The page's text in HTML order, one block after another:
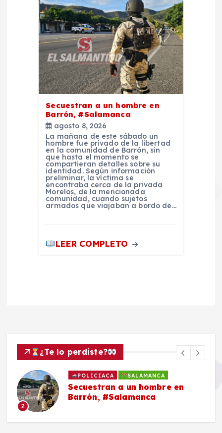
Secuestran a un hombre en
Barrón, #Salamanca
agosto 8, 2026
La mañana de este sábado un
hombre fue privado de la libertad
en la comunidad de Barrón, sin
que hasta el momento se
compartieran detalles sobre su
identidad. Según información
preliminar, la víctima se
encontraba cerca de la privada
Morelos, de la mencionada
comunidad, cuando sujetos
armados que viajaban a bordo de…
LEER COMPLETO
¿Te lo perdiste?
2
POLICIACA SALAMANCA
Secuestran a un hombre en
Barrón, #Salamanca